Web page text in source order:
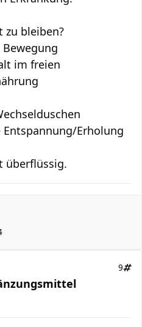
bleiben?
im freien
Erholung
überflüssig.
9